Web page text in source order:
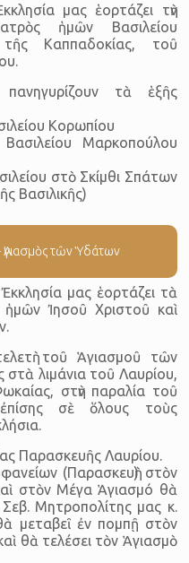
μας ἑορτάζει τὴν
ἡμῶν Βασιλείου
τῆς Καππαδοκίας, τοῦ
τὰ ἑξῆς
Κορωπίου
Μαρκοπούλου
στὸ Σκίμθι Σπάτων
Βασιλικῆς)
τῶν Ὑδάτων
μας ἑορτάζει τὰ
Ἰησοῦ Χριστοῦ καὶ
τοῦ Ἁγιασμοῦ τῶν
λιμάνια τοῦ Λαυρίου,
στὴν παραλία τοῦ
σὲ ὅλους τοὺς
Παρασκευῆς Λαυρίου.
(Παρασκευὴ) στὸν
στὸν Μέγα Ἁγιασμό θὰ
Σεβ. Μητροπολίτης μας κ.
μεταβεῖ ἐν πομπῇ στὸν
θὰ τελέσει τὸν Ἁγιασμὸ